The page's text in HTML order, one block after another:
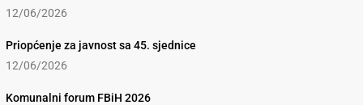
12/06/2026
Priopćenje za javnost sa 45. sjednice
12/06/2026
Komunalni forum FBiH 2026